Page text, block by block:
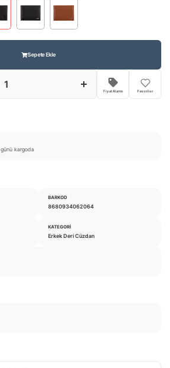
Sepete Ekle
Fiyat Alarmı Favoriler
günü kargoda
BARKOD
8680934062064
KATEGORI
Erkek Deri Cüzdan